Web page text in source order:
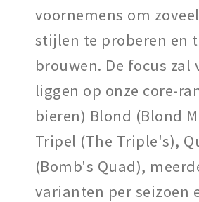
voornemens om
stijlen te proberen en
brouwen. De focus zal
liggen op onze core-
bieren) Blond (Blond
Tripel (The Triple's),
(Bomb's Quad),
varianten per seizoen